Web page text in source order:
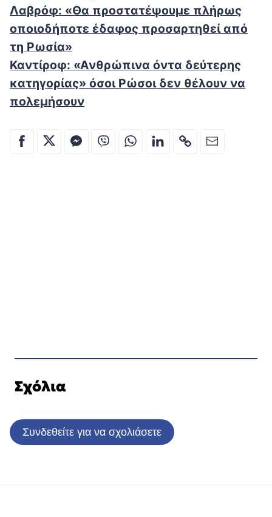
Λαβρόφ: «Θα προστατέψουμε πλήρως
οποιοδήποτε έδαφος προσαρτηθεί από
τη Ρωσία»
Καντίροφ: «Ανθρώπινα όντα δεύτερης
κατηγορίας» όσοι Ρώσοι δεν θέλουν να
πολεμήσουν
Σχόλια
Συνδεθείτε για να σχολιάσετε